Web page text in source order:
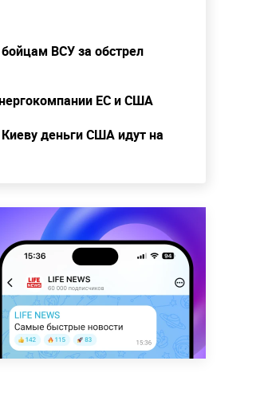
ВСУ за обстрел
ЕС и США
деньги США идут на